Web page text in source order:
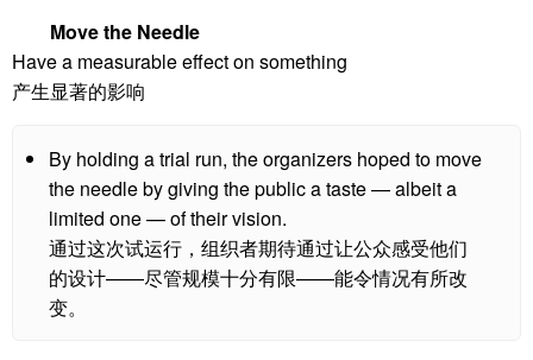
Move the Needle
Have a measurable effect on something
产生显著的影响
By holding a trial run, the organizers hoped to move
the needle by giving the public a taste — albeit a
limited one — of their vision.
通过这次试运行，组织者期待通过让公众感受他们
的设计——尽管规模十分有限——能令情况有所改
变。